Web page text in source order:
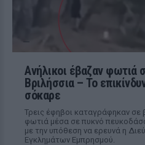
Ανήλικοι έβαζαν φωτιά
Βριλήσσια – Το
σόκαρε
Τρεις έφηβοι καταγράφηκαν σε
φωτιά μέσα σε πυκνό
με την υπόθεση να ερευνά η
Εγκλημάτων Εμπρησμού.